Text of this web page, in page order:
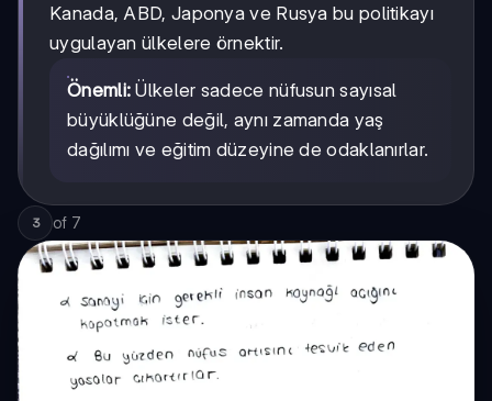
Kanada, ABD, Japonya ve Rusya bu politikayı
uygulayan ülkelere örnektir.
Önemli: Ülkeler sadece nüfusun sayısal
büyüklüğüne değil, aynı zamanda yaş
dağılımı ve eğitim düzeyine de odaklanırlar.
3 of 7